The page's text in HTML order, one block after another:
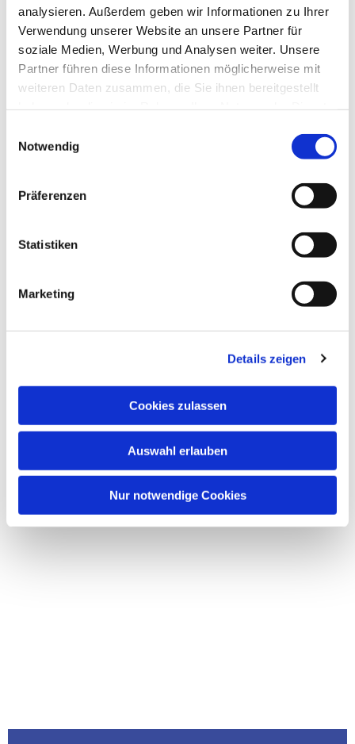
analysieren. Außerdem geben wir Informationen zu Ihrer
Verwendung unserer Website an unsere Partner für
soziale Medien, Werbung und Analysen weiter. Unsere
Partner führen diese Informationen möglicherweise mit
weiteren Daten zusammen, die Sie ihnen bereitgestellt
Notwendig
Präferenzen
Statistiken
Marketing
Details zeigen
Cookies zulassen
Auswahl erlauben
Nur notwendige Cookies